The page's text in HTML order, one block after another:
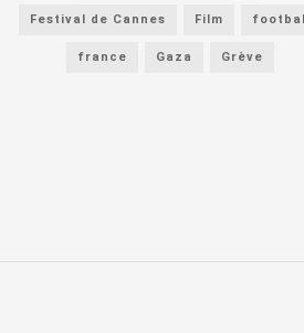
Festival de Cannes Film football
france Gaza Grève